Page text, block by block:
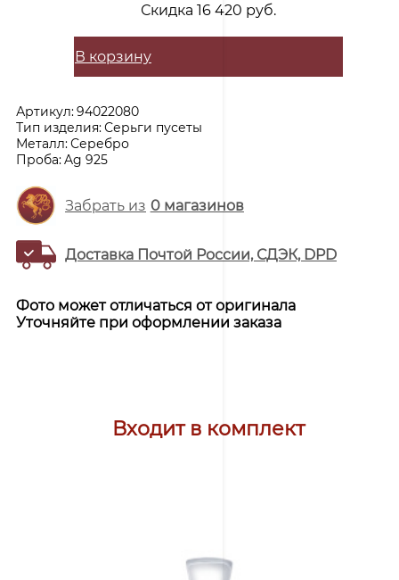
Скидка 16 420 руб.
В корзину
Артикул:94022080
Тип изделия:Серьги пусеты
Металл:Серебро
Проба:Ag 925
Забрать из 0магазинов
Доставка Почтой России, СДЭК, DPD
Фото может отличаться от оригинала
Уточняйте при оформлении заказа
Входит в комплект